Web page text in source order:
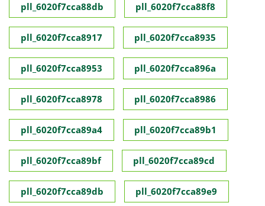
pll_6020f7cca88db pll_6020f7cca88f8
pll_6020f7cca8917 pll_6020f7cca8935
pll_6020f7cca8953 pll_6020f7cca896a
pll_6020f7cca8978 pll_6020f7cca8986
pll_6020f7cca89a4 pll_6020f7cca89b1
pll_6020f7cca89bf pll_6020f7cca89cd
pll_6020f7cca89db pll_6020f7cca89e9